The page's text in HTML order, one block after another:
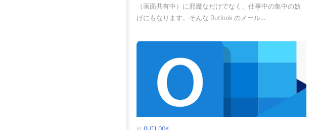
（画面共有中）に邪魔なだけでなく、仕事中の集中の妨
げにもなります。そんな Outlook のメール…
in OUTLOOK